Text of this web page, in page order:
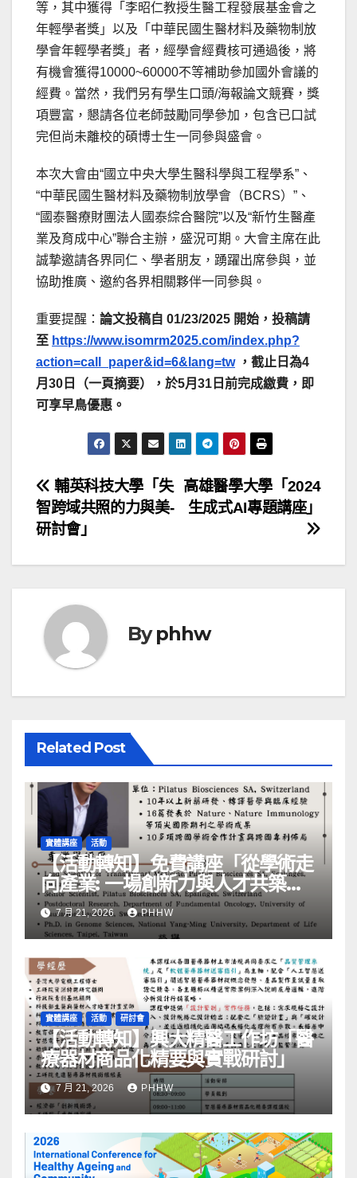
等，其中獲得「李昭仁教授生醫工程發展基金會之
年輕學者獎」以及「中華民國生醫材料及藥物制放
學會年輕學者獎」者，經學會經費核可通過後，將
有機會獲得10000~60000不等補助參加國外會議的
經費。當然，我們另有學生口頭/海報論文競賽，獎
項豐富，懇請各位老師鼓勵同學參加，包含已口試
完但尚未離校的碩博士生一同參與盛會。
本次大會由“國立中央大學生醫科學與工程學系”、
“中華民國生醫材料及藥物制放學會（BCRS）”、
“國泰醫療財團法人國泰綜合醫院”以及“新竹生醫產
業及育成中心”聯合主辦，盛況可期。大會主席在此
誠摯邀請各界同仁、學者朋友，踴躍出席參與，並
協助推廣、邀約各界相關夥伴一同參與。
重要提醒： 論文投稿自 01/23/2025 開始，投稿請
至 https://www.isomrm2025.com/index.php?
action=call_paper&id=6&lang=tw ，截止日為4
月30 日（一頁摘要），於5月31 日前完成繳費，即
可享早鳥優惠 。
文
章
導
高雄醫學大學「2024
生成式AI專題講座」
輔英科技大學「失
智跨域共照的力與美-
研討會」
Byphhw
Related Post
實體講座 活動
【活動轉知】免費講座「從學術走
向產業: ⼀場創新力與⼈才共築的
旅程」
7 月 21, 2026 PHHW
實體講座 活動 研討會
【活動轉知】興大精醫工作坊「醫
療器材商品化精要與實戰研討」
7 月 21, 2026 PHHW